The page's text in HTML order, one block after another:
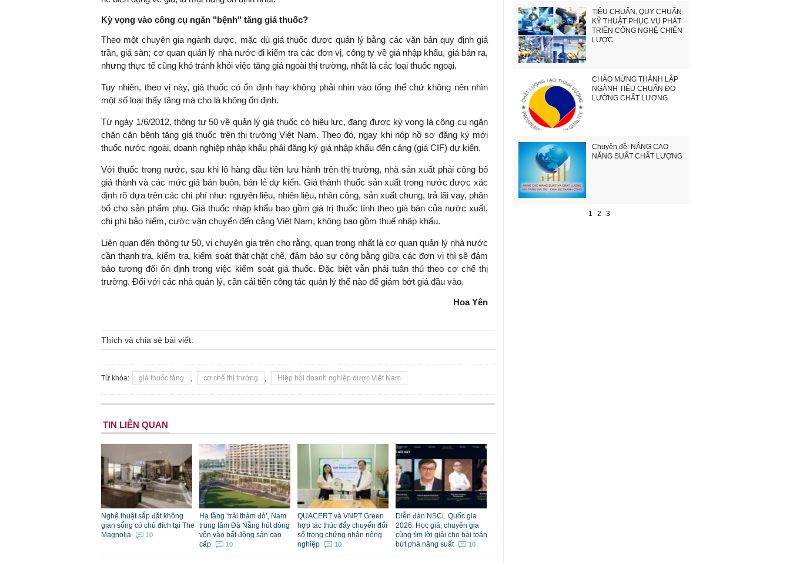
Kỳ vọng vào công cụ ngăn "bệnh" tăng giá thuốc?
Theo một chuyên gia ngành dược, mặc dù giá thuốc được quản lý bằng các văn bản quy định giá
trần, giá sàn; cơ quan quản lý nhà nước đi kiểm tra các đơn vị, công ty về giá nhập khẩu, giá bán ra,
nhưng thực tế cũng khó tránh khỏi việc tăng giá ngoài thị trường, nhất là các loại thuốc ngoại.
Tuy nhiên, theo vị này, giá thuốc có ổn định hay không phải nhìn vào tổng thể chứ không nên nhìn
một số loại thấy tăng mà cho là không ổn định.
Từ ngày 1/6/2012, thông tư 50 về quản lý giá thuốc có hiệu lực, đang được kỳ vọng là công cụ ngăn
chặn căn bệnh tăng giá thuốc trên thị trường Việt Nam. Theo đó, ngay khi nộp hồ sơ đăng ký mới
thuốc nước ngoài, doanh nghiệp nhập khẩu phải đăng ký giá nhập khẩu đến cảng (giá CIF) dự kiến.
Với thuốc trong nước, sau khi lô hàng đầu tiên lưu hành trên thị trường, nhà sản xuất phải công bố
giá thành và các mức giá bán buôn, bán lẻ dự kiến. Giá thành thuốc sản xuất trong nước được xác
định rõ dựa trên các chi phí như: nguyên liệu, nhiên liệu, nhân công, sản xuất chung, trả lãi vay, phân
bổ cho sản phẩm phụ. Giá thuốc nhập khẩu bao gồm giá trị thuốc tính theo giá bán của nước xuất,
chi phí bảo hiểm, cước vận chuyển đến cảng Việt Nam, không bao gồm thuế nhập khẩu.
Liên quan đến thông tư 50, vị chuyên gia trên cho rằng, quan trọng nhất là cơ quan quản lý nhà nước
cần thanh tra, kiểm tra, kiểm soát thật chặt chẽ, đảm bảo sự công bằng giữa các đơn vị thì sẽ đảm
bảo tương đối ổn định trong việc kiểm soát giá thuốc. Đặc biệt vẫn phải tuân thủ theo cơ chế thị
trường. Đối với các nhà quản lý, cần cải tiến công tác quản lý thế nào để giảm bớt giá đầu vào.
Hoa Yên
Thích và chia sẻ bài viết:
Từ khóa: giá thuốc tăng , cơ chế thị trường , Hiệp hội doanh nghiệp dược Việt Nam
TIN LIÊN QUAN
Nghệ thuật sắp đặt không
gian sống có chủ đích tại The
Magnolia
10
Hạ tầng ‘trải thảm đỏ’, Nam
trung tâm Đà Nẵng hút dòng
vốn vào bất động sản cao
cấp
10
QUACERT và VNPT Green
hợp tác thúc đẩy chuyển đổi
số trong chứng nhận nông
nghiệp
10
Diễn đàn NSCL Quốc gia
2026: Học giả, chuyên gia
cùng tìm lời giải cho bài toán
bứt phá năng suất
10
TIÊU CHUẨN, QUY CHUẨN
KỸ THUẬT PHỤC VỤ PHÁT
TRIỂN CÔNG NGHỆ CHIẾN
LƯỢC
CHÀO MỪNG THÀNH LẬP
NGÀNH TIÊU CHUẨN ĐO
LƯỜNG CHẤT LƯỢNG
Chuyên đề: NÂNG CAO
NĂNG SUẤT CHẤT LƯỢNG
1 2 3